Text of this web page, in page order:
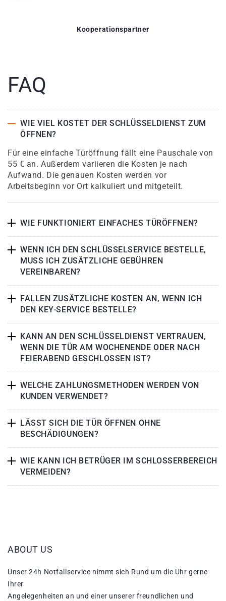
Kooperationspartner
FAQ
WIE VIEL KOSTET DER SCHLÜSSELDIENST ZUM
ÖFFNEN?
Für eine einfache Türöffnung fällt eine Pauschale von
55 € an. Außerdem variieren die Kosten je nach
Aufwand. Die genauen Kosten werden vor
Arbeitsbeginn vor Ort kalkuliert und mitgeteilt.
WIE FUNKTIONIERT EINFACHES TÜRÖFFNEN?
WENN ICH DEN SCHLÜSSELSERVICE BESTELLE,
MUSS ICH ZUSÄTZLICHE GEBÜHREN
VEREINBAREN?
FALLEN ZUSÄTZLICHE KOSTEN AN, WENN ICH
DEN KEY-SERVICE BESTELLE?
KANN AN DEN SCHLÜSSELDIENST VERTRAUEN,
WENN DIE TÜR AM WOCHENENDE ODER NACH
FEIERABEND GESCHLOSSEN IST?
WELCHE ZAHLUNGSMETHODEN WERDEN VON
KUNDEN VERWENDET?
LÄSST SICH DIE TÜR ÖFFNEN OHNE
BESCHÄDIGUNGEN?
WIE KANN ICH BETRÜGER IM SCHLOSSERBEREICH
VERMEIDEN?
ABOUT US
Unser 24h Notfallservice nimmt sich Rund um die Uhr gerne
Ihrer
Angelegenheiten an und einer unserer freundlichen und